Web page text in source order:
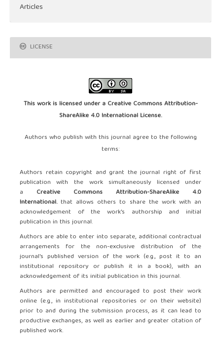
Articles
LICENSE
This work is licensed under a Creative Commons Attribution-
ShareAlike 4.0 International License.
Authors who publish with this journal agree to the following
terms:
Authors retain copyright and grant the journal right of first
publication with the work simultaneously licensed under
a Creative Commons Attribution-ShareAlike 4.0
International.that allows others to share the work with an
acknowledgement of the work's authorship and initial
publication in this journal.
Authors are able to enter into separate, additional contractual
arrangements for the non-exclusive distribution of the
journal's published version of the work (e.g., post it to an
institutional repository or publish it in a book), with an
acknowledgement of its initial publication in this journal.
Authors are permitted and encouraged to post their work
online (e.g., in institutional repositories or on their website)
prior to and during the submission process, as it can lead to
productive exchanges, as well as earlier and greater citation of
published work.